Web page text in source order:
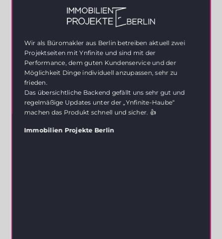
Wir als Büromakler aus Berlin betreiben aktuell zwei
Projektseiten mit Ynfinite und sind mit der
Performance, dem guten Kundenservice und der
Möglichkeit Dinge individuell anzupassen, sehr zu
frieden.
Das übersichtliche Backend gefällt uns sehr gut und
regelmäßige Updates unter der „Ynfinite-Haube“
machen das Produkt schnell und sicher. 👍
Immobilien Projekte Berlin